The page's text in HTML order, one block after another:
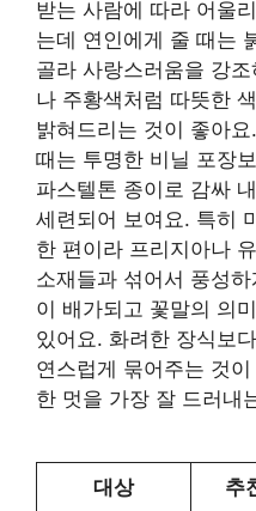
받는 사람에 따라 어울
는데 연인에게 줄 때는
골라 사랑스러움을 강
나 주황색처럼 따뜻한
밝혀드리는 것이 좋아
때는 투명한 비닐 포장
파스텔톤 종이로 감싸
세련되어 보여요. 특히
한 편이라 프리지아나
소재들과 섞어서 풍성
이 배가되고 꽃말의 의
있어요. 화려한 장식보
연스럽게 묶어주는 것
한 멋을 가장 잘 드러내
대상 추